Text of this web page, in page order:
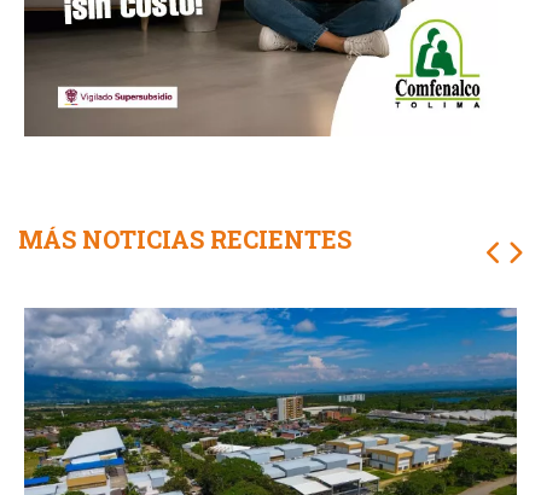
MÁS NOTICIAS RECIENTES